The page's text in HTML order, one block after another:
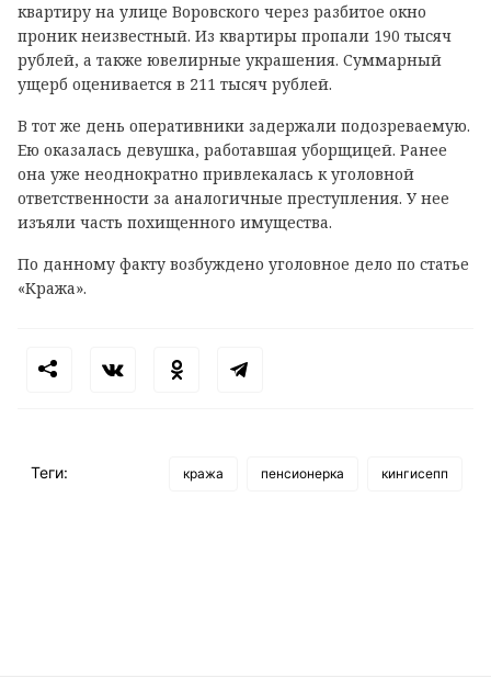
квартиру на улице Воровского через разбитое окно
проник неизвестный. Из квартиры пропали 190 тысяч
рублей, а также ювелирные украшения. Суммарный
ущерб оценивается в 211 тысяч рублей.
В тот же день оперативники задержали подозреваемую.
Ею оказалась девушка, работавшая уборщицей. Ранее
она уже неоднократно привлекалась к уголовной
ответственности за аналогичные преступления. У нее
изъяли часть похищенного имущества.
По данному факту возбуждено уголовное дело по статье
«Кража».
Теги: кража пенсионерка кингисепп